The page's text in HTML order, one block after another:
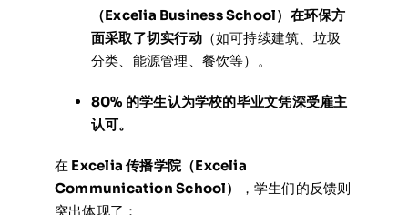
（Excelia Business School）在环保方
面采取了切实行动（如可持续建筑、垃圾
分类、能源管理、餐饮等）。
80% 的学生认为学校的毕业文凭深受雇主
认可。
在 Excelia 传播学院（Excelia
Communication School）
，学生们的反馈则
突出体现了：